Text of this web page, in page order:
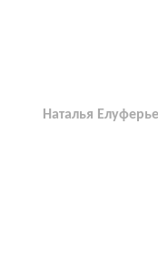
Наталья